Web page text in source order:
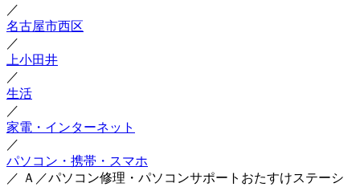
／
名古屋市西区
／
上小田井
／
生活
／
家電・インターネット
／
パソコン・携帯・スマホ
／ Ａ／パソコン修理・パソコンサポートおたすけステーシ